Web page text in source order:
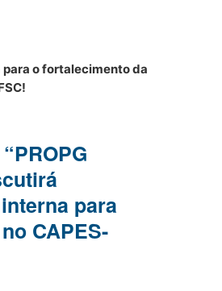
o fortalecimento da
para
CAPES-